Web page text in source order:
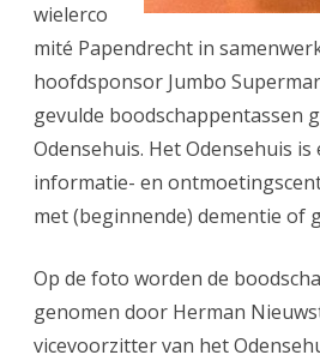
wielerco
mité Papendrecht in
hoofdsponsor Jumbo
gevulde boodschappentassen
Odensehuis. Het Odensehuis
informatie- en
met (beginnende) dementie of
Op de foto worden de
genomen door Herman
vicevoorzitter van het